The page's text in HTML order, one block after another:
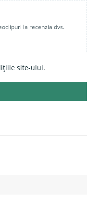
la recenzia dvs.
site-ului.